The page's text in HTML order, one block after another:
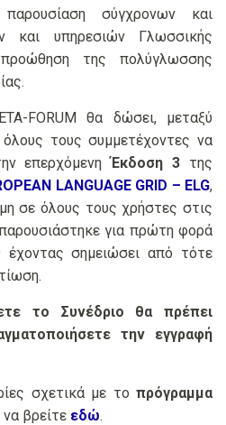
σύγχρονων και
και υπηρεσιών Γλωσσικής
της πολύγλωσσης
FORUM θα δώσει, μεταξύ
τους συμμετέχοντες να
επερχόμενηΈκδοση 3 της
LANGUAGE GRID – ELG,
σε όλους τους χρήστες στις
για πρώτη φορά
έχοντας σημειώσει από τότε
το Συνέδριο θα πρέπει
την εγγραφή
σχετικά με το πρόγραμμα
βρείτε εδώ.